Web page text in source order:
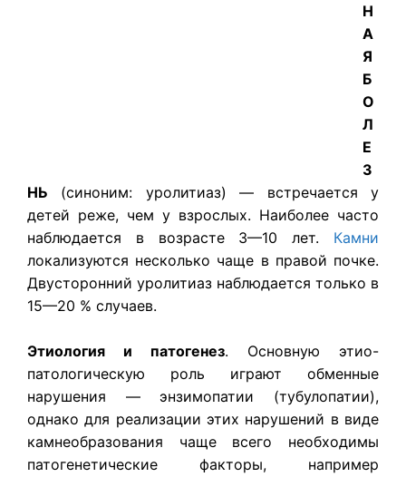
Н
А
Я
Б
О
Л
Е
З
НЬ (синоним: уролитиаз) — встречается у
детей реже, чем у взрослых. Наиболее часто
наблюдается в возрасте 3—10 лет. Камни
локализуются несколько чаще в правой почке.
Двусторонний уролитиаз наблюдается только в
15—20 % случаев.
Этиология и патогенез. Основную этио-
патологическую роль играют обменные
нарушения — энзимопатии (тубулопатии),
однако для реализации этих нарушений в виде
камнеобразования чаще всего необходимы
патогенетические факторы, например